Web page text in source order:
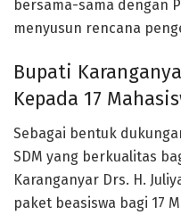
bersama-sama dengan
menyusun rencana
Bupati
Kepada 17
Sebagai bentuk
SDM yang berkualitas
Karanganyar Drs. H.
paket beasiswa bagi 17